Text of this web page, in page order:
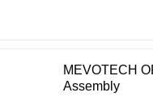
MEVOTECH
Assembly